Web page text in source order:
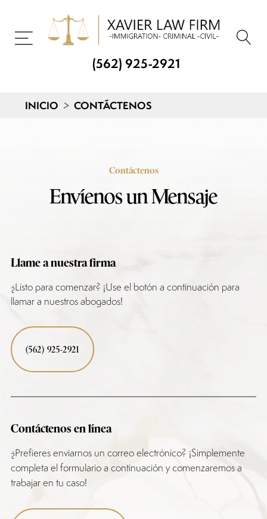
(562) 925-2921
INICIO > CONTÁCTENOS
Contáctenos
Envíenos un Mensaje
Llame a nuestra firma
¿Listo para comenzar? ¡Use el botón a continuación para
llamar a nuestros abogados!
(562) 925-2921
Contáctenos en línea
¿Prefieres enviarnos un correo electrónico? ¡Simplemente
completa el formulario a continuación y comenzaremos a
trabajar en tu caso!